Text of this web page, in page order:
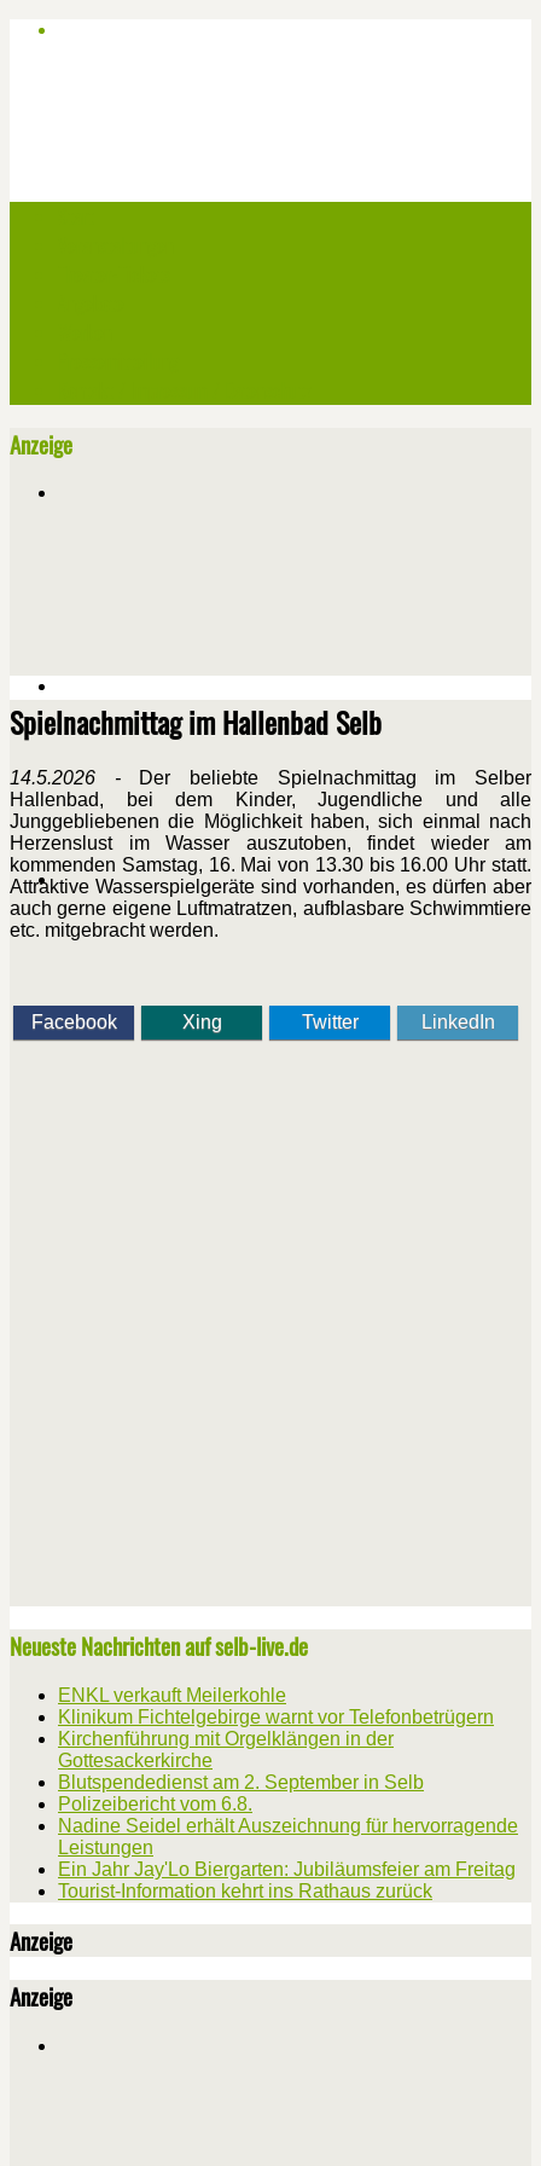
Anzeige
Spielnachmittag im Hallenbad Selb
14.5.2026 -Der beliebte Spielnachmittag im Selber
Hallenbad, bei dem Kinder, Jugendliche und alle
Junggebliebenen die Möglichkeit haben, sich einmal nach
Herzenslust im Wasser auszutoben, findet wieder am
kommenden Samstag, 16. Mai von 13.30 bis 16.00 Uhr statt.
Attraktive Wasserspielgeräte sind vorhanden, es dürfen aber
auch gerne eigene Luftmatratzen, aufblasbare Schwimmtiere
etc. mitgebracht werden.
Facebook Xing Twitter LinkedIn
Neueste Nachrichten auf selb-live.de
ENKL verkauft Meilerkohle
Klinikum Fichtelgebirge warnt vor Telefonbetrügern
Kirchenführung mit Orgelklängen in der
Gottesackerkirche
Blutspendedienst am 2. September in Selb
Polizeibericht vom 6.8.
Nadine Seidel erhält Auszeichnung für hervorragende
Leistungen
Ein Jahr Jay'Lo Biergarten: Jubiläumsfeier am Freitag
Tourist-Information kehrt ins Rathaus zurück
Anzeige
Anzeige